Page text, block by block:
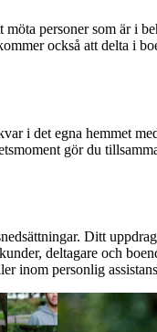
personer som är i
också att delta i
i det egna hemmet
gör du
Ditt
deltagare och
inom personlig